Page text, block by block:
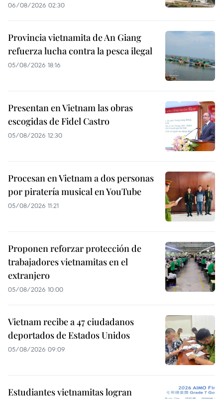
06/08/2026 02:30
Provincia vietnamita de An Giang
refuerza lucha contra la pesca ilegal
05/08/2026 18:16
Presentan en Vietnam las obras
escogidas de Fidel Castro
05/08/2026 12:30
Procesan en Vietnam a dos personas
por piratería musical en YouTube
05/08/2026 11:21
Proponen reforzar protección de
trabajadores vietnamitas en el
extranjero
05/08/2026 10:00
Vietnam recibe a 47 ciudadanos
deportados de Estados Unidos
05/08/2026 09:09
Estudiantes vietnamitas logran